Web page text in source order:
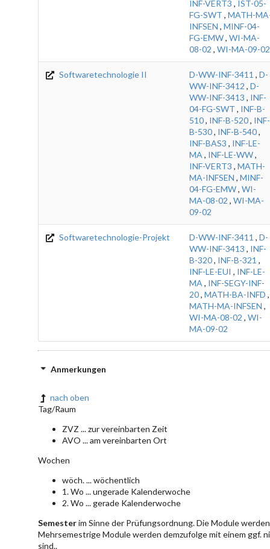
INF-VERT3 , IST-05-
FG-SWT , MATH-
INFSEN , MINF-04-
FG-EMW, WI-MA-
08-02 , WI-MA-09-02
Softwaretechnologie II D-WW-INF-3411 , D-
WW-INF-3412 , D-
WW-INF-3413 , INF-
04-FG-SWT , INF-B-
510, INF-B-520, INF-
B-530, INF-B-540,
INF-BAS3 , INF-LE-
MA , INF-LE-WW,
INF-VERT3 , MATH-
MA-INFSEN , MINF-
04-FG-EMW, WI-
MA-08-02 , WI-MA-
09-02
Softwaretechnologie-Projekt D-WW-INF-3411 , D-
WW-INF-3413 , INF-
B-320, INF-B-321 ,
INF-LE-EUI , INF-LE-
MA , INF-SEGY-INF-
20, MATH-BA-INFD ,
MATH-MA-INFSEN ,
WI-MA-08-02 , WI-
MA-09-02
Anmerkungen
nach oben
Tag/Raum
ZVZ ... zur vereinbarten Zeit
AVO ... am vereinbarten Ort
Wochen
wöch. ... wöchentlich
1. Wo ... ungerade Kalenderwoche
2. Wo ... gerade Kalenderwoche
Semesterim Sinne der Prüfungsordnung. Die Module
Mehrsemestrige Module werden demzufolge mit einem ggf.
sind..